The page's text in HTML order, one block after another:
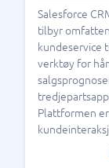
Salesforce
tilbyr
kundeservice
verktøy for
Plattformen